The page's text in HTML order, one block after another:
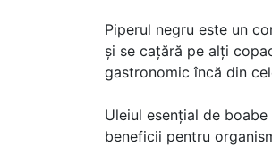
Piperul negru este un
și se cațără pe alți
gastronomic încă din
Uleiul esențial de
beneficii pentru